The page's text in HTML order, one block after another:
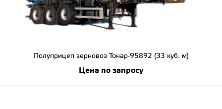
Полуприцеп зерновоз Тонар-95892 (33 куб. м)
Цена по запросу